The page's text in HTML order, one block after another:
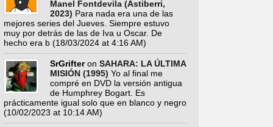
Manel Fontdevila (Astiberri,
2023) Para nada era una de las
mejores series del Jueves. Siempre estuvo
muy por detrás de las de Iva u Oscar. De
hecho era b (18/03/2024 at 4:16 AM)
SrGrifteron SAHARA: LA ÚLTIMA
MISIÓN (1995) Yo al final me
compré en DVD la versión antigua
de Humphrey Bogart. Es
prácticamente igual solo que en blanco y negro
(10/02/2023 at 10:14 AM)